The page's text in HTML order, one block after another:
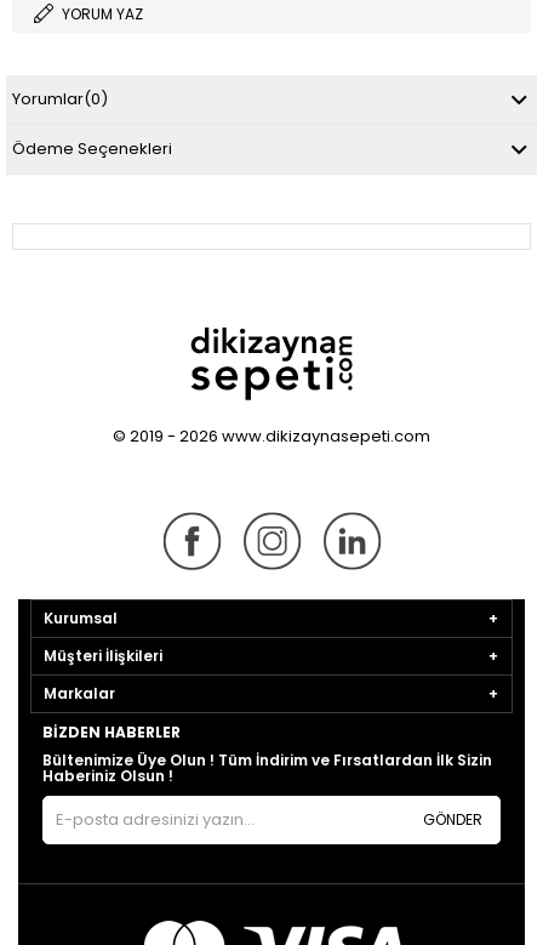
YORUM YAZ
Yorumlar(0)
Ödeme Seçenekleri
© 2019 - 2026 www.dikizaynasepeti.com
Kurumsal
Müşteri İlişkileri
Markalar
BIZDEN HABERLER
Bültenimize Üye Olun ! Tüm İndirim ve Fırsatlardan İlk Sizin
Haberiniz Olsun !
GÖNDER